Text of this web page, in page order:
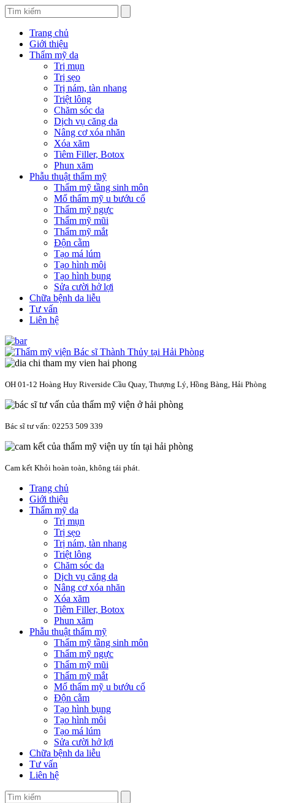
Trang chủ
Giới thiệu
Thẩm mỹ da
Trị mụn
Trị sẹo
Trị nám, tàn nhang
Triệt lông
Chăm sóc da
Dịch vụ căng da
Nâng cơ xóa nhăn
Xóa xăm
Tiêm Filler, Botox
Phun xăm
Phẫu thuật thẩm mỹ
Thẩm mỹ tầng sinh môn
Mổ thẩm mỹ u bướu cổ
Thẩm mỹ ngực
Thẩm mỹ mũi
Thẩm mỹ mắt
Độn cằm
Tạo má lúm
Tạo hình môi
Tạo hình bụng
Sửa cười hở lợi
Chữa bệnh da liễu
Tư vấn
Liên hệ
OH 01-12 Hoàng Huy Riverside Cầu Quay, Thượng Lý, Hồng Bàng, Hải Phòng
Bác sĩ tư vấn: 02253 509 339
Cam kết Khỏi hoàn toàn, không tái phát.
Trang chủ
Giới thiệu
Thẩm mỹ da
Trị mụn
Trị sẹo
Trị nám, tàn nhang
Triệt lông
Chăm sóc da
Dịch vụ căng da
Nâng cơ xóa nhăn
Xóa xăm
Tiêm Filler, Botox
Phun xăm
Phẫu thuật thẩm mỹ
Thẩm mỹ tầng sinh môn
Thẩm mỹ ngực
Thẩm mỹ mũi
Thẩm mỹ mắt
Mổ thẩm mỹ u bướu cổ
Độn cằm
Tạo hình bụng
Tạo hình môi
Tạo má lúm
Sửa cười hở lợi
Chữa bệnh da liễu
Tư vấn
Liên hệ